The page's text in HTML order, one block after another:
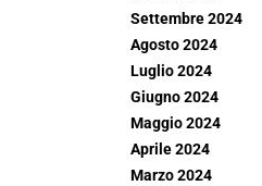
Settembre 2024
Agosto 2024
Luglio 2024
Giugno 2024
Maggio 2024
Aprile 2024
Marzo 2024